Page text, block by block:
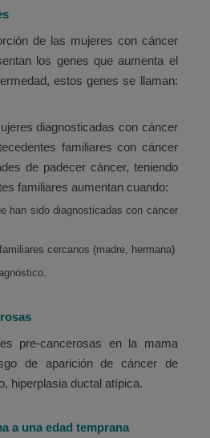
de las mujeres con cáncer
los genes que aumenta el
estos genes se llaman:
diagnosticadas con cáncer
familiares con cáncer
de padecer cáncer, teniendo
familiares aumentan cuando:
han sido diagnosticadas con cáncer
cercanos (madre, hermana)
pre-cancerosas en la mama
de aparición de cáncer de
hiperplasia ductal atípica.
a una edad temprana